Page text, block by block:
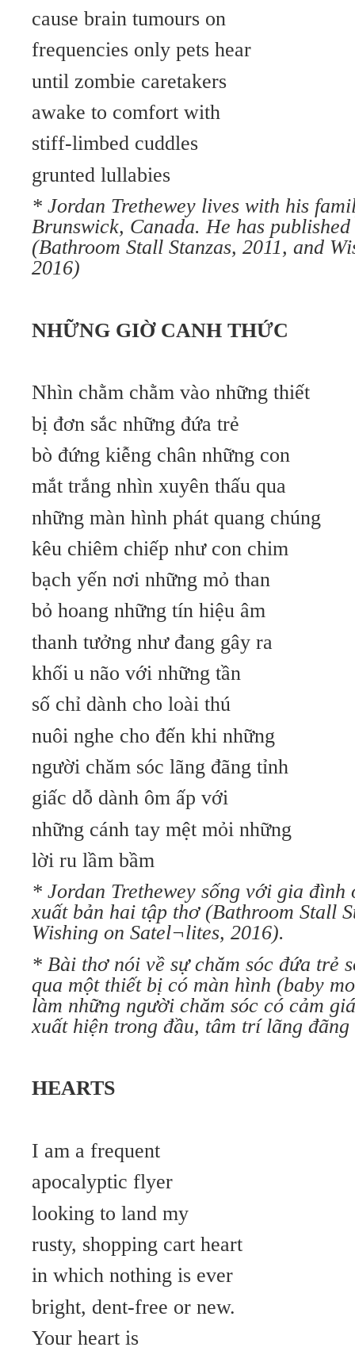
cause brain tumours on
frequencies only pets hear
until zombie caretakers
awake to comfort with
stiff-limbed cuddles
grunted lullabies
* Jordan Trethewey lives with his
Brunswick, Canada. He has
(Bathroom Stall Stanzas, 2011, and
2016)
NHỮNG GIỜ CANH THỨC
Nhìn chằm chằm vào những thiết
bị đơn sắc những đứa trẻ
bò đứng kiễng chân những con
mắt trắng nhìn xuyên thấu qua
những màn hình phát quang chúng
kêu chiêm chiếp như con chim
bạch yến nơi những mỏ than
bỏ hoang những tín hiệu âm
thanh tưởng như đang gây ra
khối u não với những tần
số chỉ dành cho loài thú
nuôi nghe cho đến khi những
người chăm sóc lãng đãng tỉnh
giấc dỗ dành ôm ấp với
những cánh tay mệt mỏi những
lời ru lầm bầm
* Jordan Trethewey sống với gia đình
xuất bản hai tập thơ (Bathroom Stall
Wishing on Satel¬lites, 2016).
* Bài thơ nói về sự chăm sóc đứa trẻ
qua một thiết bị có màn hình (baby
làm những người chăm sóc có cảm
xuất hiện trong đầu, tâm trí lãng
HEARTS
I am a frequent
apocalyptic flyer
looking to land my
rusty, shopping cart heart
in which nothing is ever
bright, dent-free or new.
Your heart is